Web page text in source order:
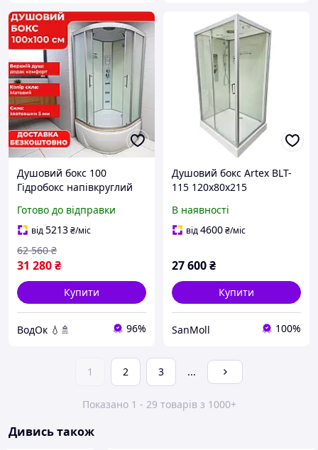
Душовий бокс 100
Гідробокс напівкруглий
піддоном матове скло 5
мм душова кабіна
Готово до відправки
від5213₴/міс
31 280₴
62 560 ₴
Купити
ВодОк 💧🚿 96%
Душовий бокс Artex BLT-
115 120х80х215
В наявності
від4600₴/міс
27 600₴
Купити
SanMoll 100%
1 2 3 ...
Показано 1 - 29 товарів з 1000+
Дивись також